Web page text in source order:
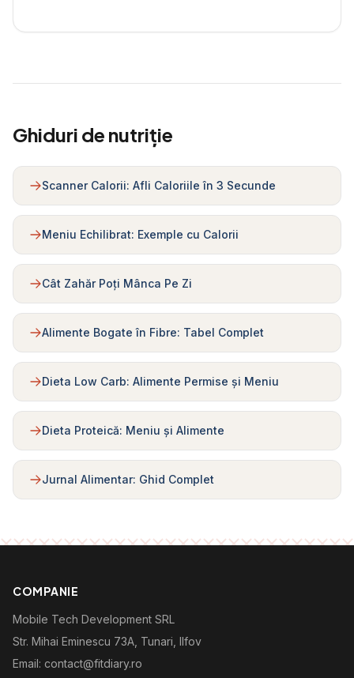
Ghiduri de nutriție
Scanner Calorii: Afli Caloriile în 3 Secunde
Meniu Echilibrat: Exemple cu Calorii
Cât Zahăr Poți Mânca Pe Zi
Alimente Bogate în Fibre: Tabel Complet
Dieta Low Carb: Alimente Permise și Meniu
Dieta Proteică: Meniu și Alimente
Jurnal Alimentar: Ghid Complet
COMPANIE
Mobile Tech Development SRL
Str. Mihai Eminescu 73A, Tunari, Ilfov
Email: contact@fitdiary.ro